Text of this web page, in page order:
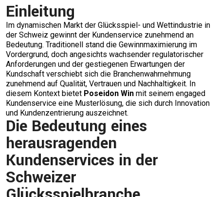
Einleitung
Im dynamischen Markt der Glücksspiel- und Wettindustrie in
der Schweiz gewinnt der Kundenservice zunehmend an
Bedeutung. Traditionell stand die Gewinnmaximierung im
Vordergrund, doch angesichts wachsender regulatorischer
Anforderungen und der gestiegenen Erwartungen der
Kundschaft verschiebt sich die Branchenwahrnehmung
zunehmend auf Qualität, Vertrauen und Nachhaltigkeit. In
diesem Kontext bietet Poseidon Win mit seinem engaged
Kundenservice eine Musterlösung, die sich durch Innovation
und Kundenzentrierung auszeichnet.
Die Bedeutung eines
herausragenden
Kundenservices in der
Schweizer